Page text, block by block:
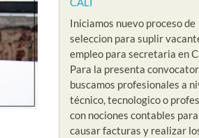
Iniciamos nuevo proceso de
seleccion para suplir
empleo para secretaria en
Para la presenta
buscamos profesionales a
técnico, tecnologico o
con nociones contables para
causar facturas y realizar